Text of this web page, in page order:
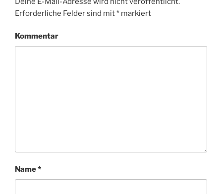
Erforderliche Felder sind mit* markiert
Kommentar
Name*